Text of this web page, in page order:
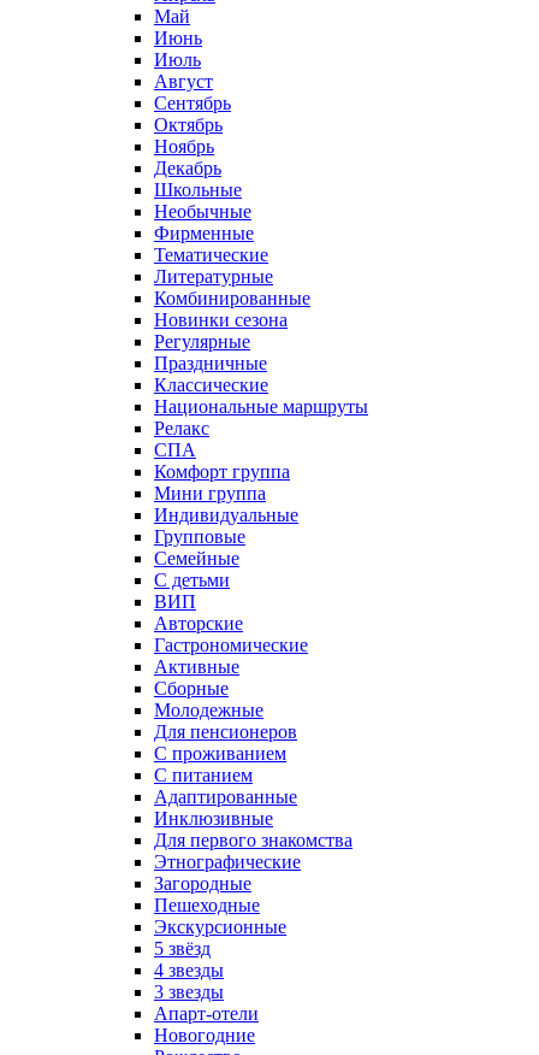
Май
Июнь
Июль
Август
Сентябрь
Октябрь
Ноябрь
Декабрь
Школьные
Необычные
Фирменные
Тематические
Литературные
Комбинированные
Новинки сезона
Регулярные
Праздничные
Классические
Национальные маршруты
Релакс
СПА
Комфорт группа
Мини группа
Индивидуальные
Групповые
Семейные
С детьми
ВИП
Авторские
Гастрономические
Активные
Сборные
Молодежные
Для пенсионеров
С проживанием
С питанием
Адаптированные
Инклюзивные
Для первого знакомства
Этнографические
Загородные
Пешеходные
Экскурсионные
5 звёзд
4 звезды
3 звезды
Апарт-отели
Новогодние